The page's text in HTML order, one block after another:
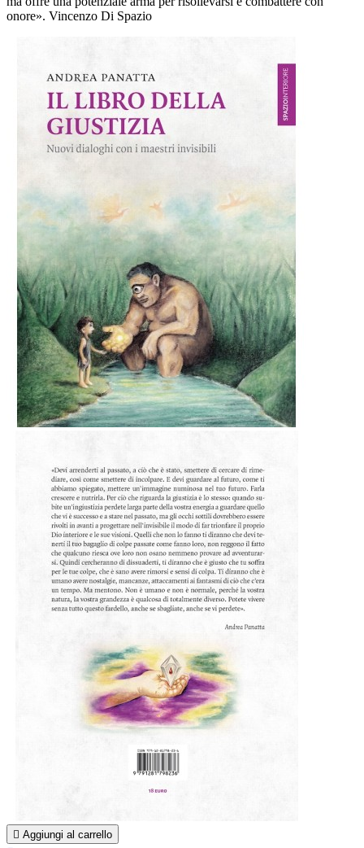
onore». Vincenzo Di Spazio
 Aggiungi al carrello